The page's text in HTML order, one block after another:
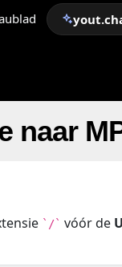
naar
`/` vóór de